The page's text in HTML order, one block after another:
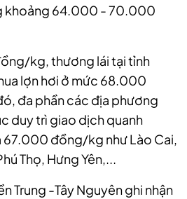
khoảng 64.000 - 70.000
kg, thương lái tại tỉnh
lợn hơi ở mức 68.000
đa phần các địa phương
duy trì giao dịch quanh
67.000 đồng/kg như Lào Cai,
Thọ, Hưng Yên,...
Trung -Tây Nguyên ghi nhận